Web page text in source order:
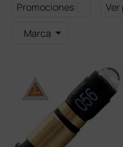
Promociones
Marca